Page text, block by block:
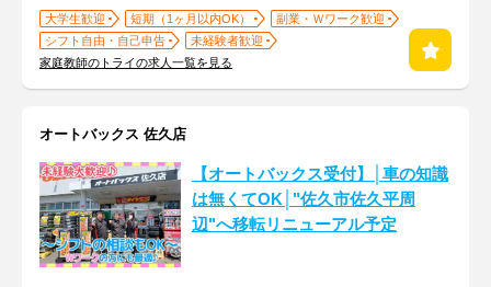
大学生歓迎 短期（1ヶ月以内OK）
副業・Ｗワーク歓迎
シフト自由・自己申告
未経験者歓迎
家庭教師のトライの求人一覧を見る
オートバックス 佐久店
【オートバックス受付】│車の知識
は無くてOK│"佐久市佐久平周
辺"へ移転リニューアル予定